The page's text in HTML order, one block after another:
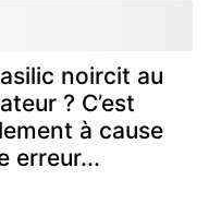
noircit au
? C’est
à cause
erreur...